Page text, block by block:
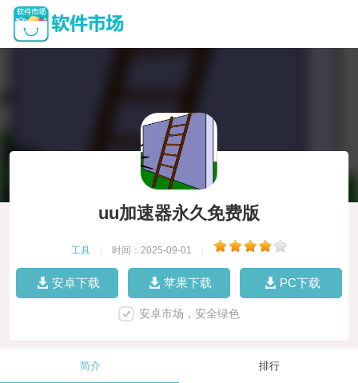
uu加速器永久免费版
工具 时间：2025-09-01
安卓下载 苹果下载 PC下载
安卓市场，安全绿色
简介 排行